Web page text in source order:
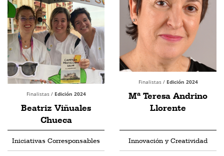
Finalistas / Edición 2024
Beatriz Viñuales
Chueca
Finalistas / Edición 2024
Mª Teresa Andrino
Llorente
Iniciativas Corresponsables Innovación y Creatividad